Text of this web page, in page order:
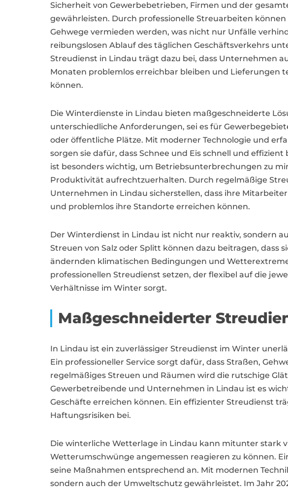
Sicherheit von Gewerbebetrieben, Firmen und der
gewährleisten. Durch professionelle Streuarbeiten
Gehwege vermieden werden, was nicht nur Unfälle
reibungslosen Ablauf des täglichen Geschäftsverkehrs
Streudienst in Lindau trägt dazu bei, dass Unternehmen
Monaten problemlos erreichbar bleiben und Lieferungen
können.
Die Winterdienste in Lindau bieten maßgeschneiderte
unterschiedliche Anforderungen, sei es für
oder öffentliche Plätze. Mit moderner Technologie und
sorgen sie dafür, dass Schnee und Eis schnell und
ist besonders wichtig, um Betriebsunterbrechungen zu
Produktivität aufrechtzuerhalten. Durch regelmäßige
Unternehmen in Lindau sicherstellen, dass ihre
und problemlos ihre Standorte erreichen können.
Der Winterdienst in Lindau ist nicht nur reaktiv, sondern
Streuen von Salz oder Splitt können dazu beitragen,
ändernden klimatischen Bedingungen und
professionellen Streudienst setzen, der flexibel auf die
Verhältnisse im Winter sorgt.
Maßgeschneiderter
In Lindau ist ein zuverlässiger Streudienst im Winter
Ein professioneller Service sorgt dafür, dass Straßen,
regelmäßiges Streuen und Räumen wird die rutschige
Gewerbetreibende und Unternehmen in Lindau ist es
Geschäfte erreichen können. Ein effizienter Streudienst
Haftungsrisiken bei.
Die winterliche Wetterlage in Lindau kann mitunter stark
Wetterumschwünge angemessen reagieren zu können.
seine Maßnahmen entsprechend an. Mit modernen
sondern auch der Umweltschutz gewährleistet. Im Jahr